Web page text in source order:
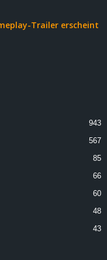
Trailer erscheint
943
567
85
66
60
48
43